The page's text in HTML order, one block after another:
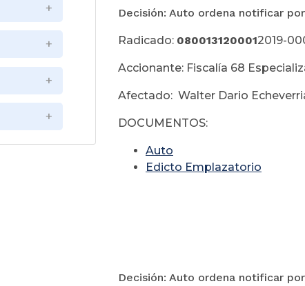
Decisión: Auto ordena notificar
Radicado: 0800131200012019-
Accionante: Fiscalía 68
Afectado: Walter Dario
DOCUMENTOS:
Auto
Edicto Emplazatorio
Decisión: Auto ordena notificar